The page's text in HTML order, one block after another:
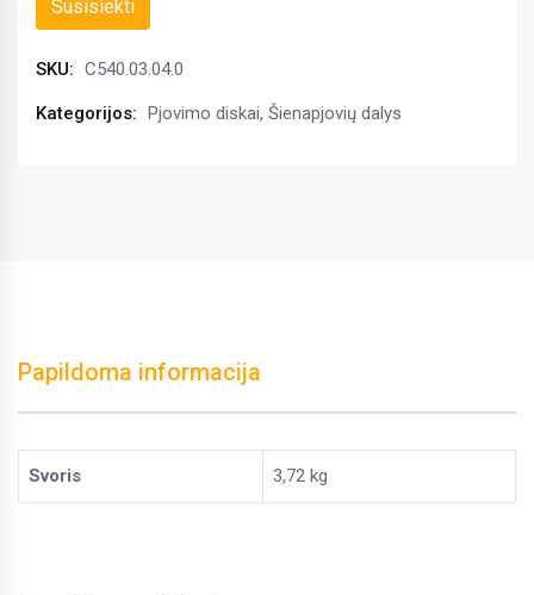
Susisiekti
SKU: C540.03.04.0
Kategorijos: Pjovimo diskai, Šienapjovių dalys
Papildoma informacija
Svoris 3,72 kg